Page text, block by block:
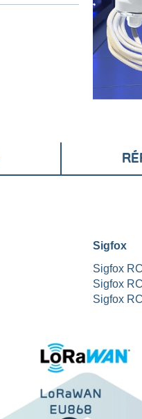
Sigfox
Sigfox
Sigfox
Sigfox